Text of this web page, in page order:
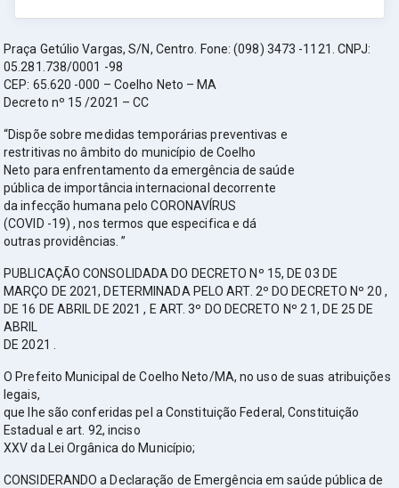
Praça Getúlio Vargas, S/N, Centro. Fone: (098) 3473 -1121. CNPJ:
05.281.738/0001 -98
CEP: 65.620 -000 – Coelho Neto – MA
Decreto nº 15 /2021 – CC
“Dispõe sobre medidas temporárias preventivas e
restritivas no âmbito do município de Coelho
Neto para enfrentamento da emergência de saúde
pública de importância internacional decorrente
da infecção humana pelo CORONAVÍRUS
(COVID -19) , nos termos que especifica e dá
outras providências. ”
PUBLICAÇÃO CONSOLIDADA DO DECRETO Nº 15, DE 03 DE
MARÇO DE 2021, DETERMINADA PELO ART. 2º DO DECRETO Nº 20 ,
DE 16 DE ABRIL DE 2021 , E ART. 3º DO DECRETO Nº 2 1, DE 25 DE
ABRIL
DE 2021 .
O Prefeito Municipal de Coelho Neto/MA, no uso de suas atribuições
legais,
que lhe são conferidas pel a Constituição Federal, Constituição
Estadual e art. 92, inciso
XXV da Lei Orgânica do Município;
CONSIDERANDO a Declaração de Emergência em saúde pública de